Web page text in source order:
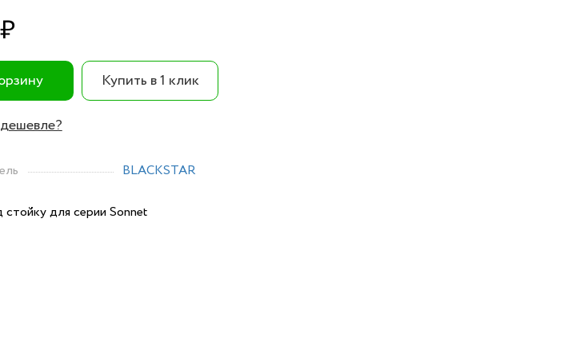
Купить в 1 клик
BLACKSTAR
для серии Sonnet